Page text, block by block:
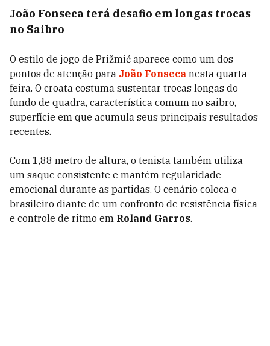
João Fonseca terá desafio em longas trocas
no Saibro
O estilo de jogo de Prižmić aparece como um dos
pontos de atenção para João Fonseca nesta quarta-
feira. O croata costuma sustentar trocas longas do
fundo de quadra, característica comum no saibro,
superfície em que acumula seus principais resultados
recentes.
Com 1,88 metro de altura, o tenista também utiliza
um saque consistente e mantém regularidade
emocional durante as partidas. O cenário coloca o
brasileiro diante de um confronto de resistência física
e controle de ritmo em Roland Garros.